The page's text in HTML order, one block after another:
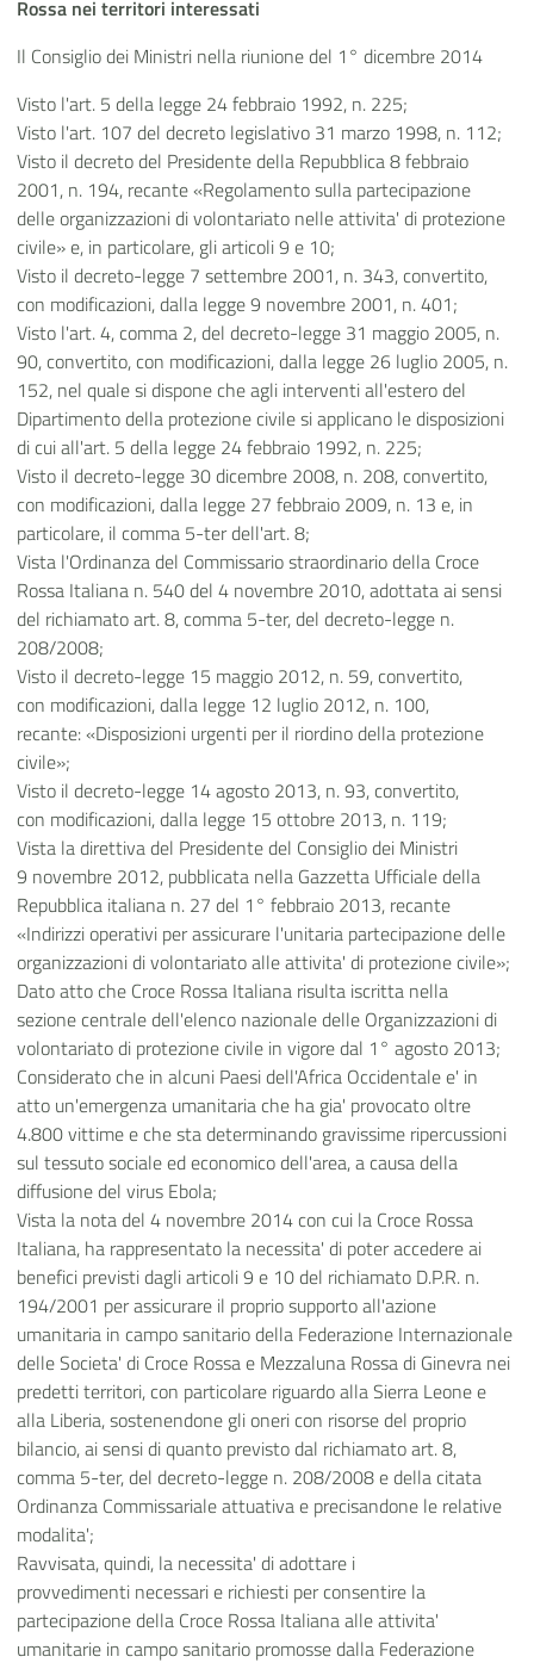
Rossa nei territori interessati
Il Consiglio dei Ministri nella riunione del 1° dicembre 2014
Visto l'art. 5 della legge 24 febbraio 1992, n. 225;
Visto l'art. 107 del decreto legislativo 31 marzo 1998, n. 112;
Visto il decreto del Presidente della Repubblica 8 febbraio
2001, n. 194, recante «Regolamento sulla partecipazione
delle organizzazioni di volontariato nelle attivita' di protezione
civile» e, in particolare, gli articoli 9 e 10;
Visto il decreto-legge 7 settembre 2001, n. 343, convertito,
con modificazioni, dalla legge 9 novembre 2001, n. 401;
Visto l'art. 4, comma 2, del decreto-legge 31 maggio 2005, n.
90, convertito, con modificazioni, dalla legge 26 luglio 2005, n.
152, nel quale si dispone che agli interventi all'estero del
Dipartimento della protezione civile si applicano le disposizioni
di cui all'art. 5 della legge 24 febbraio 1992, n. 225;
Visto il decreto-legge 30 dicembre 2008, n. 208, convertito,
con modificazioni, dalla legge 27 febbraio 2009, n. 13 e, in
particolare, il comma 5-ter dell'art. 8;
Vista l'Ordinanza del Commissario straordinario della Croce
Rossa Italiana n. 540 del 4 novembre 2010, adottata ai sensi
del richiamato art. 8, comma 5-ter, del decreto-legge n.
208/2008;
Visto il decreto-legge 15 maggio 2012, n. 59, convertito,
con modificazioni, dalla legge 12 luglio 2012, n. 100,
recante: «Disposizioni urgenti per il riordino della protezione
civile»;
Visto il decreto-legge 14 agosto 2013, n. 93, convertito,
con modificazioni, dalla legge 15 ottobre 2013, n. 119;
Vista la direttiva del Presidente del Consiglio dei Ministri
9 novembre 2012, pubblicata nella Gazzetta Ufficiale della
Repubblica italiana n. 27 del 1° febbraio 2013, recante
«Indirizzi operativi per assicurare l'unitaria partecipazione delle
organizzazioni di volontariato alle attivita' di protezione civile»;
Dato atto che Croce Rossa Italiana risulta iscritta nella
sezione centrale dell'elenco nazionale delle Organizzazioni di
volontariato di protezione civile in vigore dal 1° agosto 2013;
Considerato che in alcuni Paesi dell'Africa Occidentale e' in
atto un'emergenza umanitaria che ha gia' provocato oltre
4.800 vittime e che sta determinando gravissime ripercussioni
sul tessuto sociale ed economico dell'area, a causa della
diffusione del virus Ebola;
Vista la nota del 4 novembre 2014 con cui la Croce Rossa
Italiana, ha rappresentato la necessita' di poter accedere ai
benefici previsti dagli articoli 9 e 10 del richiamato D.P.R. n.
194/2001 per assicurare il proprio supporto all'azione
umanitaria in campo sanitario della Federazione Internazionale
delle Societa' di Croce Rossa e Mezzaluna Rossa di Ginevra nei
predetti territori, con particolare riguardo alla Sierra Leone e
alla Liberia, sostenendone gli oneri con risorse del proprio
bilancio, ai sensi di quanto previsto dal richiamato art. 8,
comma 5-ter, del decreto-legge n. 208/2008 e della citata
Ordinanza Commissariale attuativa e precisandone le relative
modalita';
Ravvisata, quindi, la necessita' di adottare i
provvedimenti necessari e richiesti per consentire la
partecipazione della Croce Rossa Italiana alle attivita'
umanitarie in campo sanitario promosse dalla Federazione